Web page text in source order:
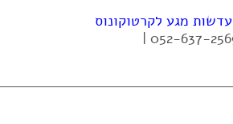
עדשות מגע לקרטוקונוס